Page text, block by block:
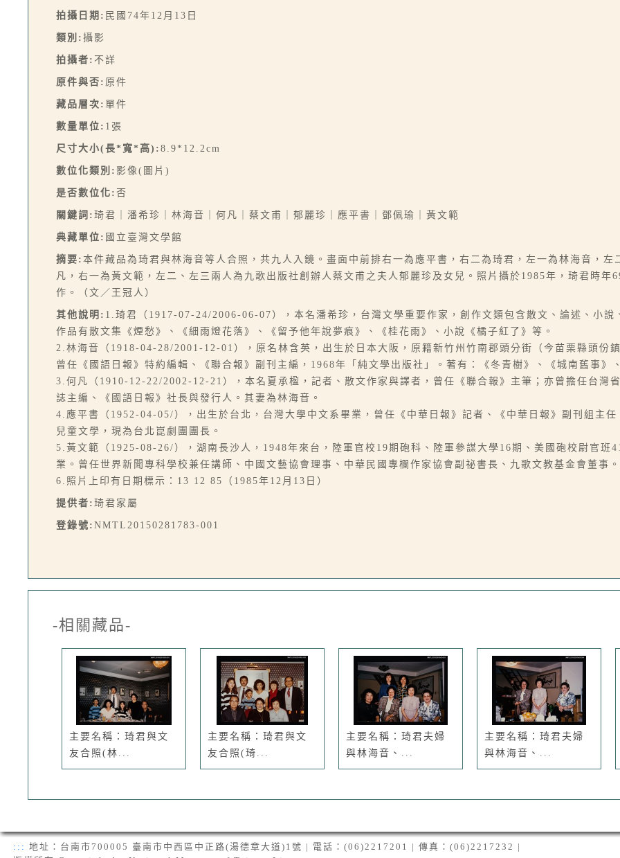
拍攝日期: 民國74年12月13日
類別: 攝影
拍攝者: 不詳
原件與否: 原件
藏品層次: 單件
數量單位: 1張
尺寸大小(長*寬*高): 8.9*12.2cm
數位化類別: 影像(圖片)
是否數位化: 否
關鍵詞: 琦君｜潘希珍｜林海音｜何凡｜蔡文甫｜郁麗珍｜應平書｜鄧佩瑜｜黃文範
典藏單位: 國立臺灣文學館
摘要: 本件藏品為琦君與林海音等人合照，共九人入鏡。畫面中前排右一為應平書，右二為琦君，左一為林海音，左
凡，右一為黃文範，左二、左三兩人為九歌出版社創辦人蔡文甫之夫人郁麗珍及女兒。照片攝於1985年，琦君時年
作。（文／王冠人）
其他說明: 1.琦君（1917-07-24/2006-06-07），本名潘希珍，台灣文學重要作家，創作文類包含散文、論述、小說
作品有散文集《煙愁》、《細雨燈花落》、《留予他年說夢痕》、《桂花雨》、小說《橘子紅了》等。
2.林海音（1918-04-28/2001-12-01），原名林含英，出生於日本大阪，原籍新竹州竹南郡頭分街（今苗栗縣頭份
曾任《國語日報》特約編輯、《聯合報》副刊主編，1968年「純文學出版社」。著有：《冬青樹》、《城南舊事》
3.何凡（1910-12-22/2002-12-21），本名夏承楹，記者、散文作家與譯者，曾任《聯合報》主筆；亦曾擔任台灣
誌主編、《國語日報》社長與發行人。其妻為林海音。
4.應平書（1952-04-05/），出生於台北，台灣大學中文系畢業，曾任《中華日報》記者、《中華日報》副刊組主
兒童文學，現為台北崑劇團團長。
5.黃文範（1925-08-26/），湖南長沙人，1948年來台，陸軍官校19期砲科、陸軍參謀大學16期、美國砲校尉官班
業。曾任世界新聞專科學校兼任講師、中國文藝協會理事、中華民國專欄作家協會副祕書長、九歌文教基金會董事。
6.照片上印有日期標示：13 12 85（1985年12月13日）
提供者: 琦君家屬
登錄號: NMTL20150281783-001
-相關藏品-
主要名稱：琦君與文
友合照(林...
主要名稱：琦君與文
友合照(琦...
主要名稱：琦君夫婦
與林海音、...
主要名稱：琦君夫婦
與林海音、...
::: 地址：台南市700005 臺南市中西區中正路(湯德章大道)1號 | 電話：(06)2217201 | 傳真：(06)2217232 |